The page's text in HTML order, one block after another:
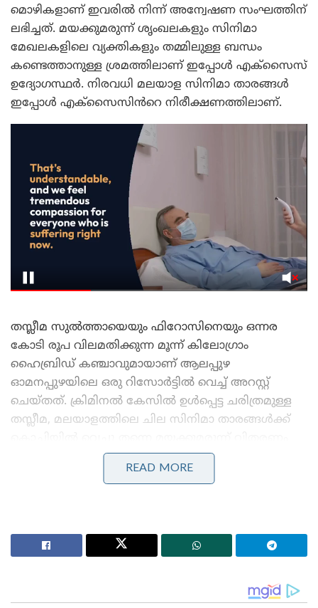
മൊഴികളാണ് ഇവരിൽ നിന്ന് അന്വേഷണ സംഘത്തിന്
ലഭിച്ചത്. മയക്കുമരുന്ന് ശൃംഖലകളും സിനിമാ
മേഖലകളിലെ വ്യക്തികളും തമ്മിലുള്ള ബന്ധം
കണ്ടെത്താനുള്ള ശ്രമത്തിലാണ് ഇപ്പോൾ എക്സൈസ്
ഉദ്യോഗസ്ഥർ. നിരവധി മലയാള സിനിമാ താരങ്ങൾ
ഇപ്പോൾ എക്സൈസിൻറെ നിരീക്ഷണത്തിലാണ്.
തസ്ലീമ സുൽത്തായെയും ഫിറോസിനെയും ഒന്നര
കോടി രൂപ വിലമതിക്കുന്ന മൂന്ന് കിലോഗ്രാം
ഹൈബ്രിഡ് കഞ്ചാവുമായാണ് ആലപ്പുഴ
ഓമനപ്പുഴയിലെ ഒരു റിസോർട്ടിൽ വെച്ച് അറസ്റ്റ്
ചെയ്തത്. ക്രിമിനൽ കേസിൽ ഉൾപ്പെട്ട ചരിത്രമുള്ള
തസ്ലീമ, മലയാളത്തിലെ ചില സിനിമാ താരങ്ങൾക്ക്
ചെയ്തതായി മൊഴി നൽകിയിട്ടുണ്ട്. ബാക്കി
സ്റ്റോക്കാണ് ആലപ്പുഴയിലേക്ക് കൊണ്ടുവന്നതെന്നും
Stories you may like
READ MORE